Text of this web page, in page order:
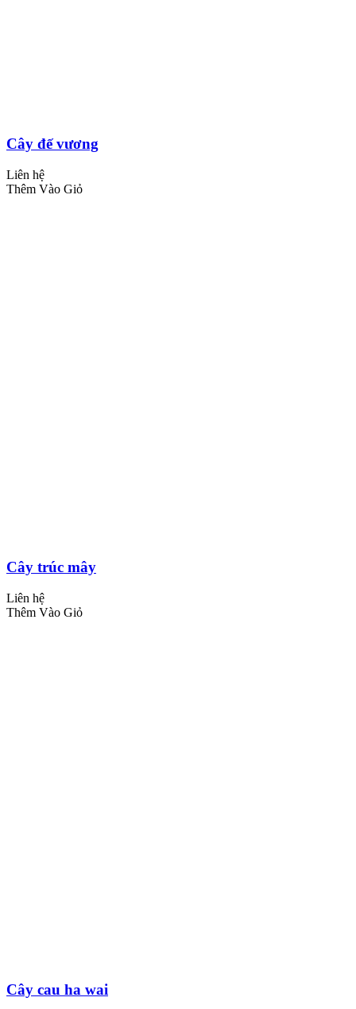
Cây đế vương
Liên hệ
Thêm Vào Giỏ
Cây trúc mây
Liên hệ
Thêm Vào Giỏ
Cây cau ha wai